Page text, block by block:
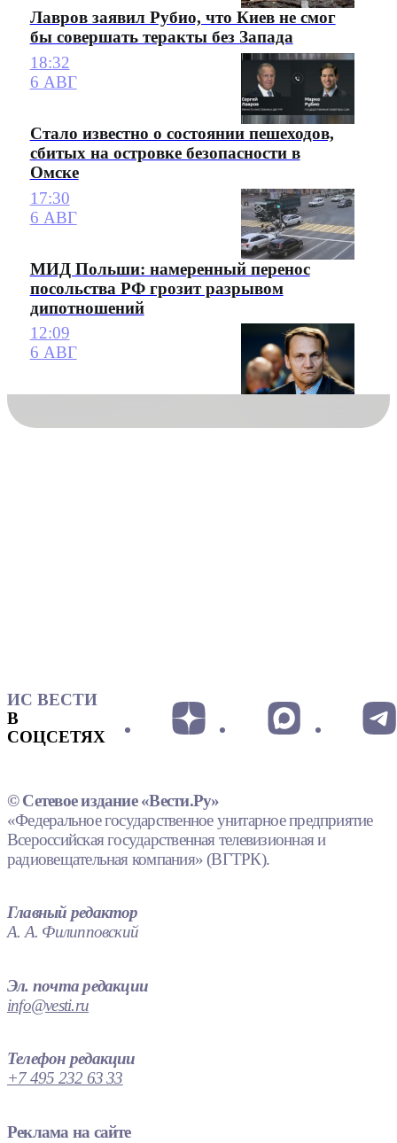
Лавров заявил Рубио, что Киев не смог
бы совершать теракты без Запада
18:32
6 АВГ
Стало известно о состоянии пешеходов,
сбитых на островке безопасности в
Омске
17:30
6 АВГ
МИД Польши: намеренный перенос
посольства РФ грозит разрывом
дипотношений
12:09
6 АВГ
ИС ВЕСТИ
В
СОЦСЕТЯХ
© Сетевое издание «Вести.Ру»
«Федеральное государственное унитарное предприятие
Всероссийская государственная телевизионная и
радиовещательная компания» (ВГТРК).
Главный редактор
А. А. Филипповский
Эл. почта редакции
info@vesti.ru
Телефон редакции
+7 495 232 63 33
Реклама на сайте